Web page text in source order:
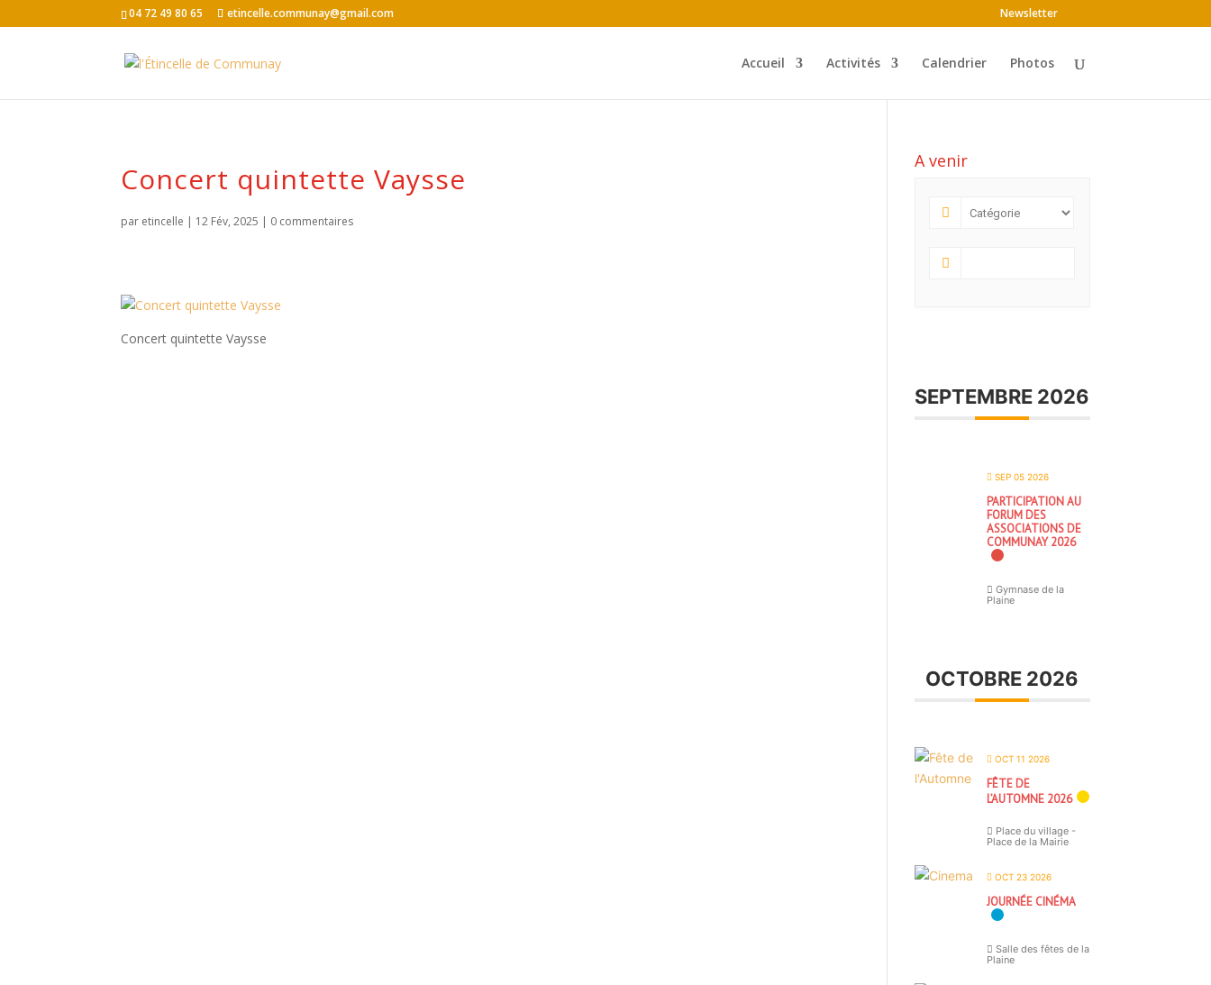
04 72 49 80 65 etincelle.communay@gmail.com Newsletter
Accueil Activités Calendrier Photos
Concert quintette Vaysse
par etincelle | 12 Fév, 2025 | 0 commentaires
Concert quintette Vaysse
A venir
SEPTEMBRE 2026
SEP 05 2026
PARTICIPATION AU
FORUM DES
ASSOCIATIONS DE
COMMUNAY 2026
Gymnase de la
Plaine
OCTOBRE 2026
OCT 11 2026
FÊTE DE
L’AUTOMNE 2026
Place du village -
Place de la Mairie
OCT 23 2026
JOURNÉE CINÉMA
Salle des fêtes de la
Plaine